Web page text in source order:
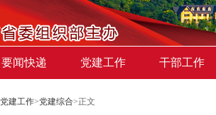
要闻快递 党建工作 干部工作
党建工作>党建综合>正文